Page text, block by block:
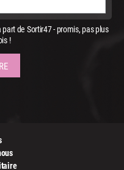
de Sortir47 - promis, pas plus
!